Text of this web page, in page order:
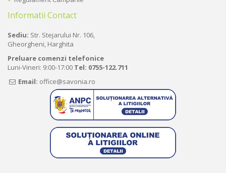
Informatii Contact
Sediu: Str. Stejarului Nr. 106,
Gheorgheni, Harghita
Preluare comenzi telefonice
Luni-Vineri: 9:00-17:00 Tel: 0755-122.711
Email: office@savonia.ro